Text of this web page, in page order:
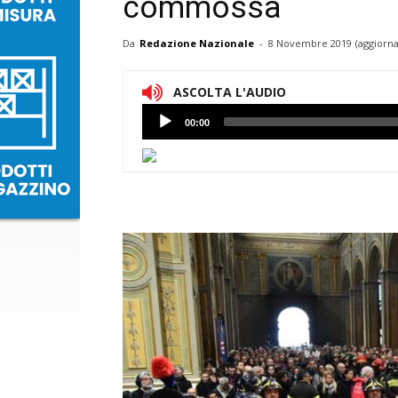
commossa
Da Redazione Nazionale - 8 Novembre 2019
ASCOLTA L'AUDIO
Lettore
Audio
00:00